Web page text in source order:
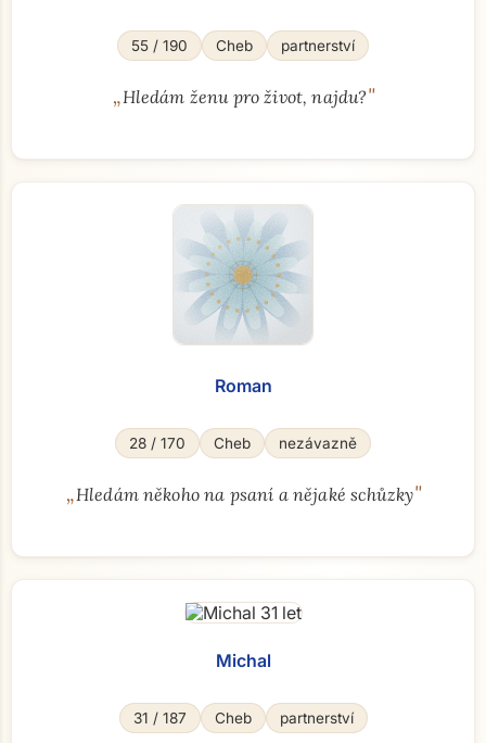
55 / 190 Cheb partnerství
„Hledám ženu pro život, najdu?"
Roman
28 / 170 Cheb nezávazně
„Hledám někoho na psaní a nějaké schůzky"
Michal
31 / 187 Cheb partnerství